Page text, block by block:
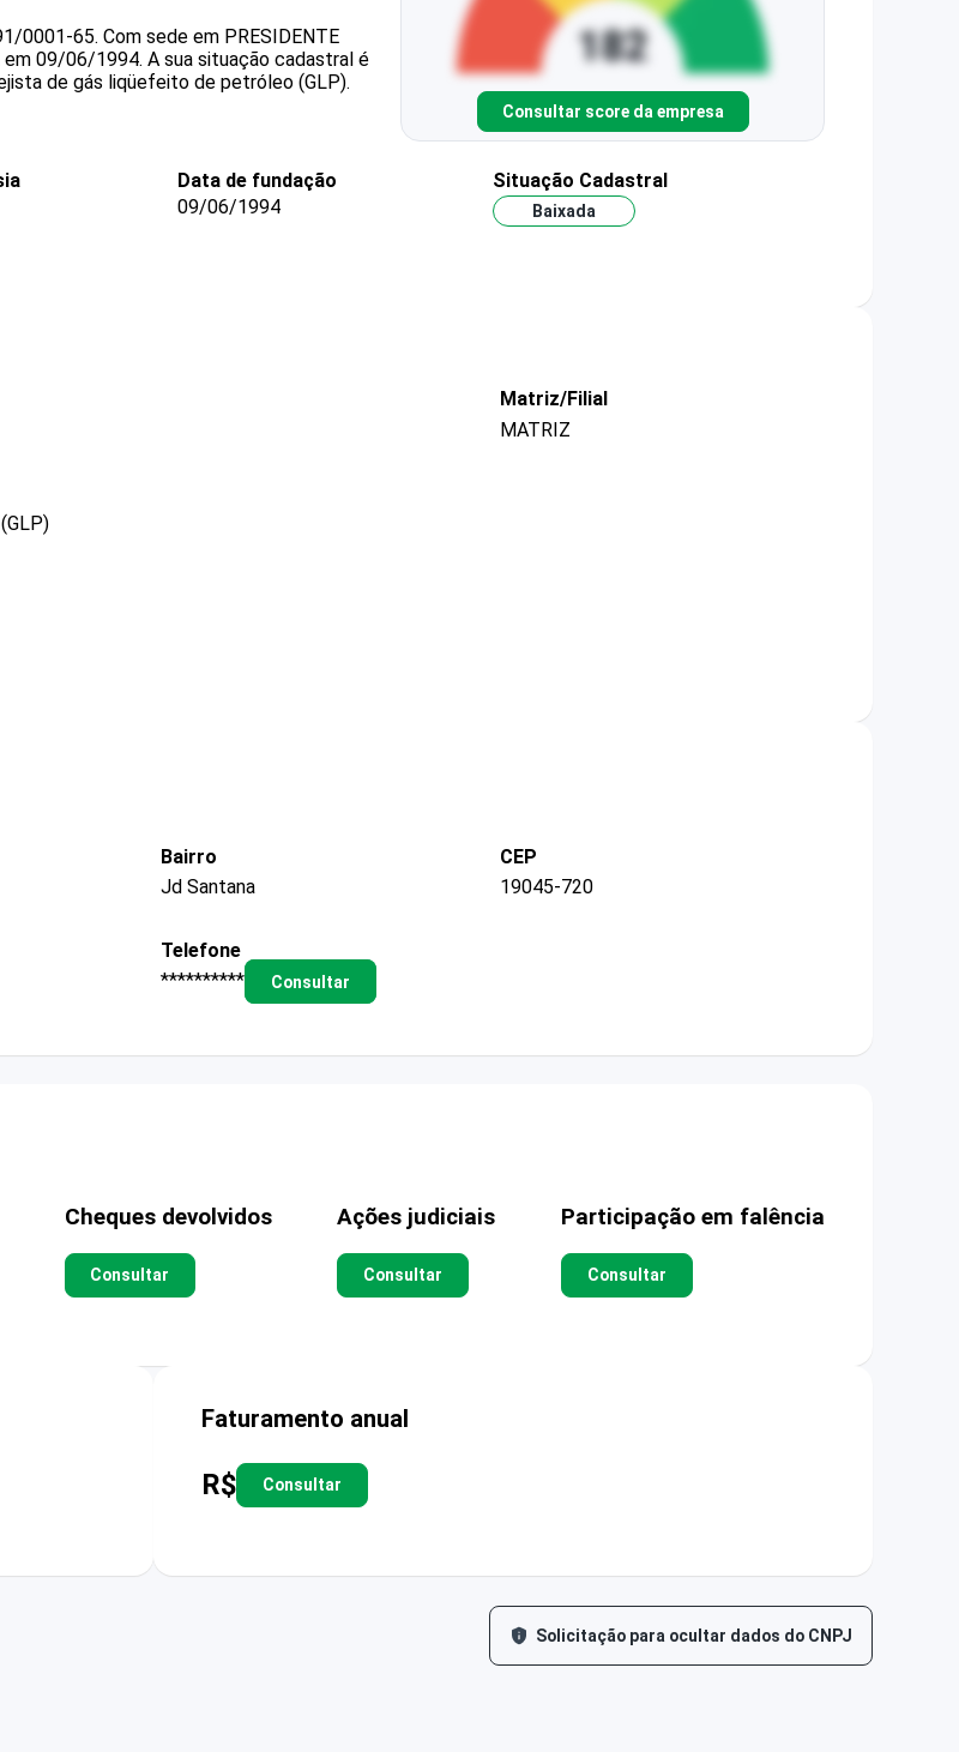
0001-65. Com sede em PRESIDENTE
em 09/06/1994. A sua situação cadastral é
de gás liqüefeito de petróleo (GLP).
Consultar score da empresa
Data de fundação
09/06/1994
Situação Cadastral
Baixada
Matriz/Filial
MATRIZ
Bairro
Jd Santana
CEP
19045-720
Telefone
**********
Consultar
Cheques devolvidos
Consultar
Ações judiciais
Consultar
Participação em falência
Consultar
Faturamento anual
R$ Consultar
Solicitação para ocultar dados do CNPJ